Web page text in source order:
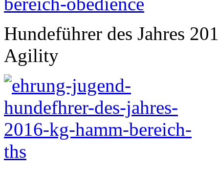
Hundeführer des Jahres
Agility